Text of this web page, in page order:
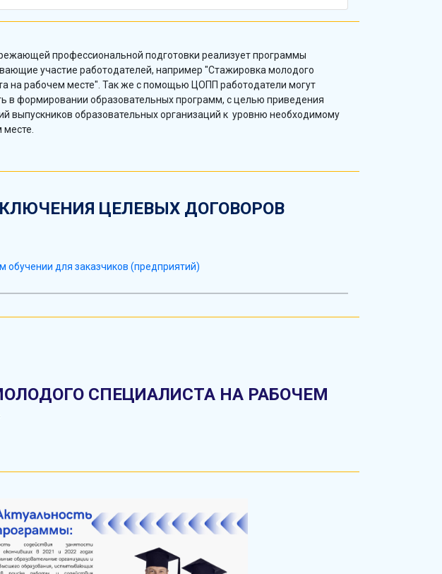
профессиональной подготовки реализует программы
участие работодателей, например "Стажировка молодого
на рабочем месте". Так же с помощью ЦОПП работодатели могут
в формировании образовательных программ, с целью приведения
выпускников образовательных организаций к уровню необходимому
ЦЕЛЕВЫХ ДОГОВОРОВ
для заказчиков (предприятий)
СПЕЦИАЛИСТА НА РАБОЧЕМ